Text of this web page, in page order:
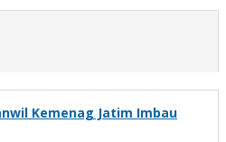
Kemenag Jatim Imbau